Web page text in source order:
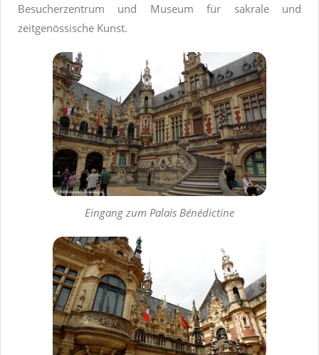
Besucherzentrum und Museum für sakrale und
zeitgenössische Kunst.
Eingang zum Palais Bénédictine